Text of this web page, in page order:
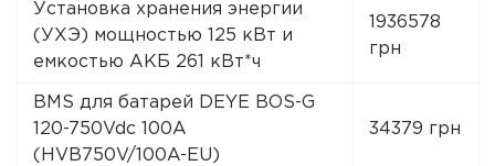
Установка хранения энергии
(УХЭ) мощностью 125 кВт и
емкостью АКБ 261 кВт*ч
1936578
грн
BMS для батарей DEYE BOS-G
120-750Vdc 100A
(HVB750V/100A-EU)
34379 грн